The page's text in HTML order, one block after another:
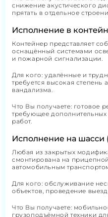
снижение акустического
прятать в отдельное
Исполнение в
Контейнер представляет
оснащённый системами
и пожарной сигнализации.
Для кого: удалённые и
требуется высокая степень
вандализма.
Что Вы получаете: готовое
требующее
работ.
Исполнение на шасси
Любая из закрытых
смонтирована на
автомобильным
Для кого: обслуживание
объектов, проведение
Что Вы получаете:
грузоподъёмной техники